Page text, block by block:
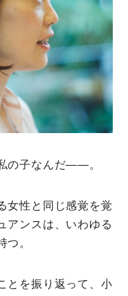
の子なんだ――。
女性と同じ感覚を覚
アンスは、いわゆる
つ。
とを振り返って、小